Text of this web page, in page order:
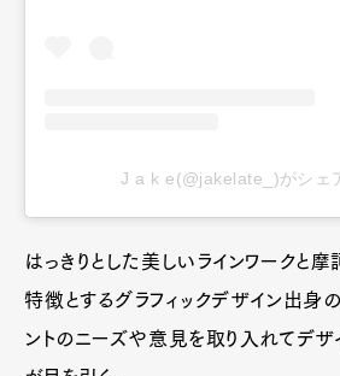
J a k e(@jakelate_)がシェ
はっきりとした美しいラインワークと
特徴とするグラフィックデザイン出身の
ントのニーズや意見を取り入れてデザ